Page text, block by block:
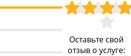
Оставьте свой
отзыв о услуге: